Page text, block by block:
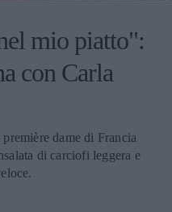
mio piatto":
con Carla
dame di Francia
di carciofi leggera e